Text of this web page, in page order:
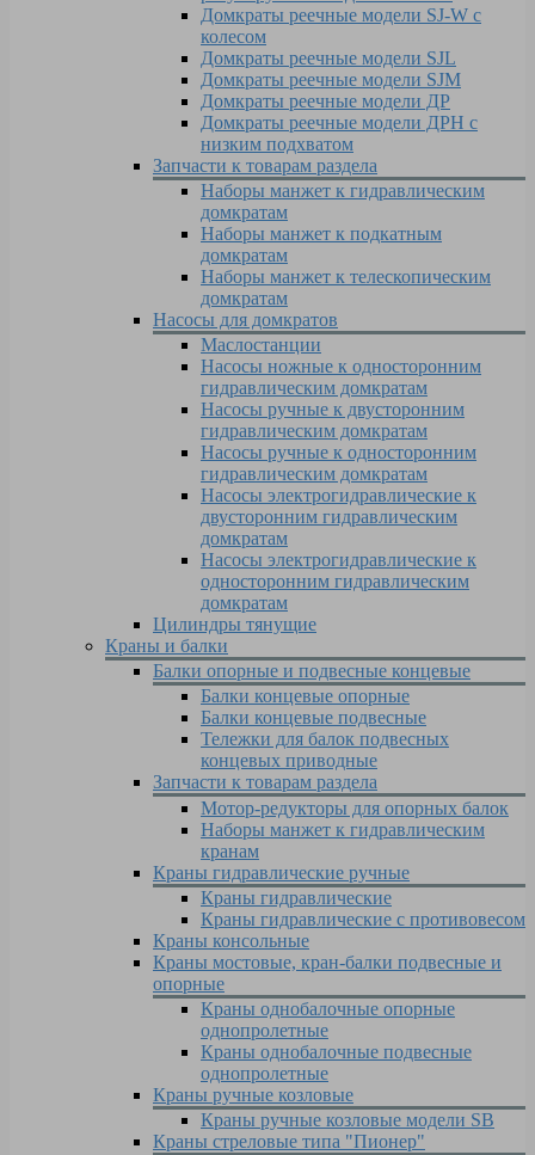
Домкраты реечные модели SJ-W c
колесом
Домкраты реечные модели SJL
Домкраты реечные модели SJM
Домкраты реечные модели ДР
Домкраты реечные модели ДРН с
низким подхватом
Запчасти к товарам раздела
Наборы манжет к гидравлическим
домкратам
Наборы манжет к подкатным
домкратам
Наборы манжет к телескопическим
домкратам
Насосы для домкратов
Маслостанции
Насосы ножные к односторонним
гидравлическим домкратам
Насосы ручные к двусторонним
гидравлическим домкратам
Насосы ручные к односторонним
гидравлическим домкратам
Насосы электрогидравлические к
двусторонним гидравлическим
домкратам
Насосы электрогидравлические к
односторонним гидравлическим
домкратам
Цилиндры тянущие
Краны и балки
Балки опорные и подвесные концевые
Балки концевые опорные
Балки концевые подвесные
Тележки для балок подвесных
концевых приводные
Запчасти к товарам раздела
Мотор-редукторы для опорных балок
Наборы манжет к гидравлическим
кранам
Краны гидравлические ручные
Краны гидравлические
Краны гидравлические с противовесом
Краны консольные
Краны мостовые, кран-балки подвесные и
опорные
Краны однобалочные опорные
однопролетные
Краны однобалочные подвесные
однопролетные
Краны ручные козловые
Краны ручные козловые модели SB
Краны стреловые типа "Пионер"